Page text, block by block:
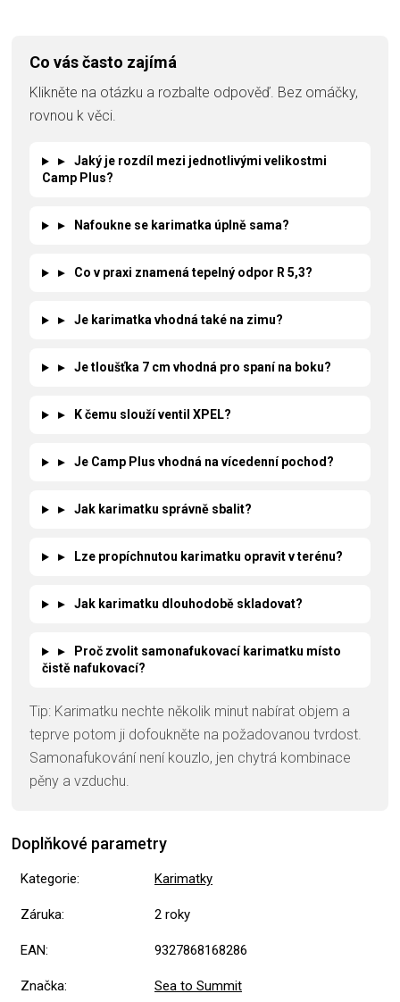
Co vás často zajímá
Klikněte na otázku a rozbalte odpověď. Bez omáčky,
rovnou k věci.
▸
Jaký je rozdíl mezi jednotlivými velikostmi
Camp Plus?
▸ Nafoukne se karimatka úplně sama?
▸ Co v praxi znamená tepelný odpor R 5,3?
▸ Je karimatka vhodná také na zimu?
▸ Je tloušťka 7 cm vhodná pro spaní na boku?
▸ K čemu slouží ventil XPEL?
▸ Je Camp Plus vhodná na vícedenní pochod?
▸ Jak karimatku správně sbalit?
▸ Lze propíchnutou karimatku opravit v terénu?
▸ Jak karimatku dlouhodobě skladovat?
▸
Proč zvolit samonafukovací karimatku místo
čistě nafukovací?
Tip: Karimatku nechte několik minut nabírat objem a
teprve potom ji dofoukněte na požadovanou tvrdost.
Samonafukování není kouzlo, jen chytrá kombinace
pěny a vzduchu.
Doplňkové parametry
Kategorie: Karimatky
Záruka: 2 roky
EAN: 9327868168286
Značka: Sea to Summit